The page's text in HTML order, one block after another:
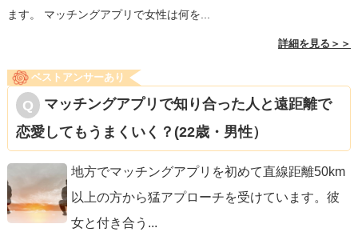
ます。 マッチングアプリで女性は何を...
詳細を見る＞＞
ベストアンサーあり
マッチングアプリで知り合った人と遠距離で
恋愛してもうまくいく？(22歳・男性）
地方でマッチングアプリを初めて直線距離50km
以上の方から猛アプローチを受けています。彼
女と付き合う ...